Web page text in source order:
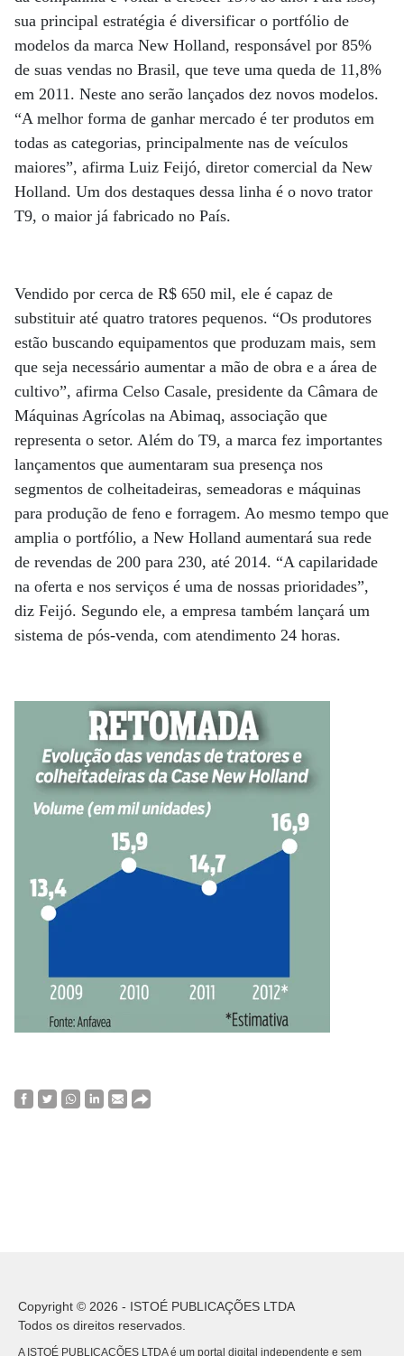
sua principal estratégia é diversificar o portfólio de
modelos da marca New Holland, responsável por 85%
de suas vendas no Brasil, que teve uma queda de 11,8%
em 2011. Neste ano serão lançados dez novos modelos.
“A melhor forma de ganhar mercado é ter produtos em
todas as categorias, principalmente nas de veículos
maiores”, afirma Luiz Feijó, diretor comercial da New
Holland. Um dos destaques dessa linha é o novo trator
T9, o maior já fabricado no País.
Vendido por cerca de R$ 650 mil, ele é capaz de
substituir até quatro tratores pequenos. “Os produtores
estão buscando equipamentos que produzam mais, sem
que seja necessário aumentar a mão de obra e a área de
cultivo”, afirma Celso Casale, presidente da Câmara de
Máquinas Agrícolas na Abimaq, associação que
representa o setor. Além do T9, a marca fez importantes
lançamentos que aumentaram sua presença nos
segmentos de colheitadeiras, semeadoras e máquinas
para produção de feno e forragem. Ao mesmo tempo que
amplia o portfólio, a New Holland aumentará sua rede
de revendas de 200 para 230, até 2014. “A capilaridade
na oferta e nos serviços é uma de nossas prioridades”,
diz Feijó. Segundo ele, a empresa também lançará um
sistema de pós-venda, com atendimento 24 horas.
Copyright © 2026 - ISTOÉ PUBLICAÇÕES LTDA
Todos os direitos reservados.
A ISTOÉ PUBLICAÇÕES LTDA é um portal digital independente e sem